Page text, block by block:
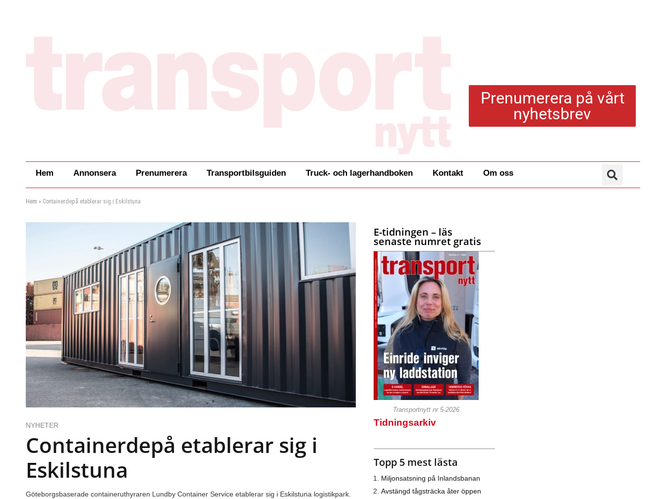
Prenumerera på vårt
nyhetsbrev
Hem Annonsera Prenumerera Transportbilsguiden Truck- och lagerhandboken Kontakt Om oss
Hem » Containerdepå etablerar sig i Eskilstuna
NYHETER
Containerdepå etablerar sig i
Eskilstuna
Göteborgsbaserade containeruthyraren Lundby Container Service etablerar sig i Eskilstuna logistikpark.
E-tidningen – läs
senaste numret gratis
Transportnytt nr 5-2026
Tidningsarkiv
Topp 5 mest lästa
Miljonsatsning på Inlandsbanan
Avstängd tågsträcka åter öppen